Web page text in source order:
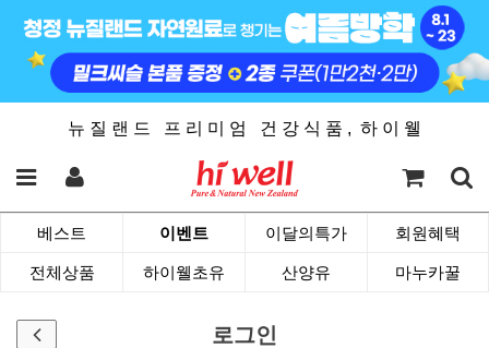
뉴 질 랜 드 프 리 미 엄 건 강 식 품 , 하 이 웰
베스트 이벤트 이달의특가 회원혜택
전체상품 하이웰초유 산양유 마누카꿀
로그인